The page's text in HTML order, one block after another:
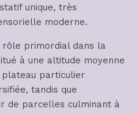
unique, très
moderne.
rôle primordial dans la
à une altitude moyenne
plateau particulier
tandis que
de parcelles culminant à